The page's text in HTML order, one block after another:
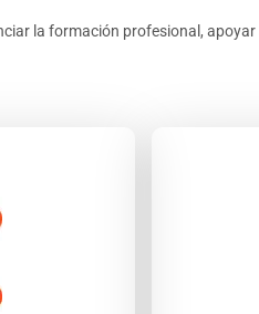
la formación profesional,